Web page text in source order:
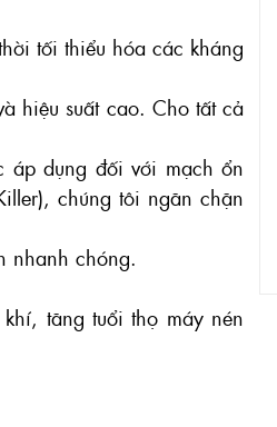
tối thiểu hóa các kháng
hiệu suất cao. Cho tất cả
áp dụng đối với mạch ổn
chúng tôi ngăn chặn
nhanh chóng.
tăng tuổi thọ máy nén